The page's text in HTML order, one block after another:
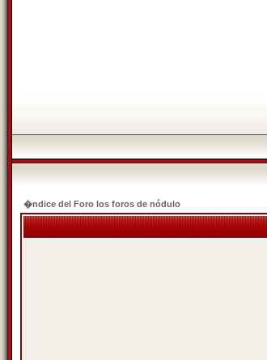
�ndice del Foro los foros de nódulo